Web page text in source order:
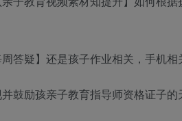
周答疑】还是孩子作业相关，手机
鼓励孩亲子教育指导师资格证子的